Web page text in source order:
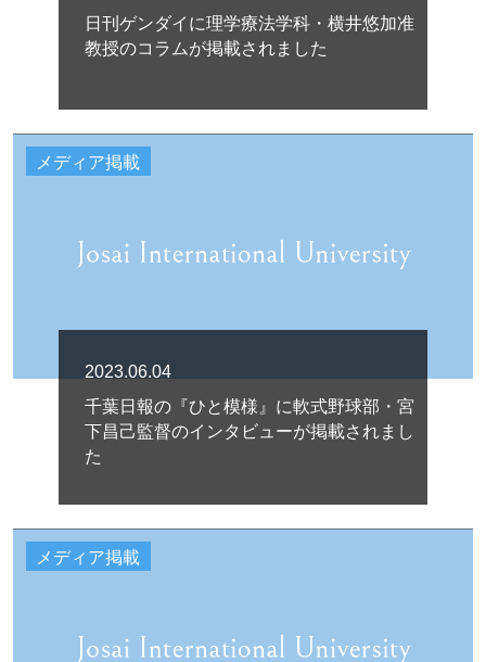
日刊ゲンダイに理学療法学科・横井悠加准
教授のコラムが掲載されました
メディア掲載
2023.06.04
千葉日報の『ひと模様』に軟式野球部・宮
下昌己監督のインタビューが掲載されまし
た
メディア掲載